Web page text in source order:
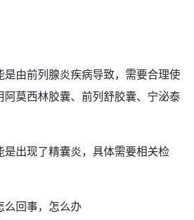
由前列腺炎疾病导致，需要合理使
阿莫西林胶囊、前列舒胶囊、宁泌泰
是出现了精囊炎，具体需要相关检
么回事，怎么办